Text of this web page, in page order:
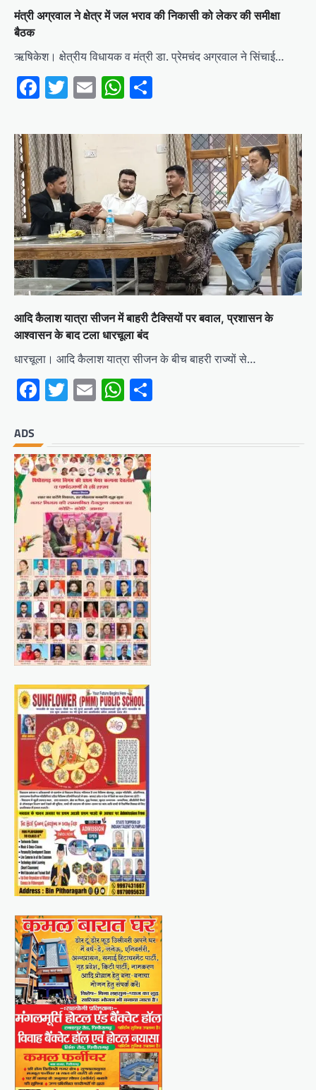
मंत्री अग्रवाल ने क्षेत्र में जल भराव की निकासी को लेकर की समीक्षा
बैठक
ऋषिकेश। क्षेत्रीय विधायक व मंत्री डा. प्रेमचंद अग्रवाल ने सिंचाई…
Facebook
Twitter
EmailWhatsApp
आदि कैलाश यात्रा सीजन में बाहरी टैक्सियों पर बवाल, प्रशासन के
आश्वासन के बाद टला धारचूला बंद
धारचूला। आदि कैलाश यात्रा सीजन के बीच बाहरी राज्यों से…
Facebook
Twitter
EmailWhatsApp
ADS